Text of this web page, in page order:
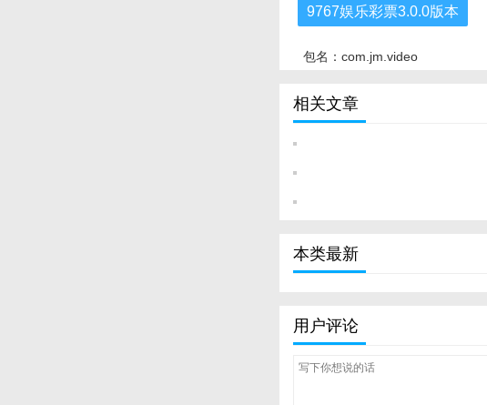
9767娱乐彩票3.0.0版本
包名：com.jm.video
相关文章
本类最新
用户评论